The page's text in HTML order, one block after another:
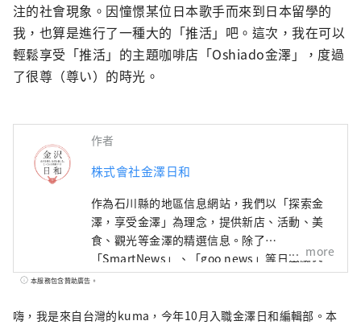
注的社會現象。因憧憬某位日本歌手而來到日本留學的
我，也算是進行了一種大的「推活」吧。這次，我在可以
輕鬆享受「推活」的主題咖啡店「Oshiado金澤」，度過
了很尊（尊い）的時光。
作者
株式會社金澤日和
作為石川縣的地區信息網站，我們以「探索金
澤，享受金澤」為理念，提供新店、活動、美
食、觀光等金澤的精選信息。除了
「SmartNews」、「goo news」等日本國內
媒體外，我們還與中國、台灣、香港、泰國、
的魅力。
more
本服務包含贊助廣告。
嗨，我是來自台灣的kuma，今年10月入職金澤日和編輯部。本